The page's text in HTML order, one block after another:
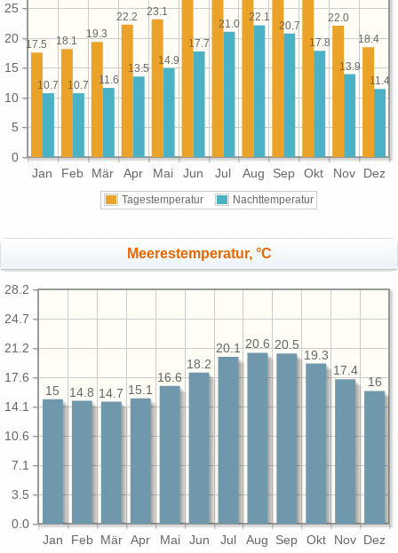
Jan Feb Mär Apr Mai Jun Jul Aug Sep Okt Nov Dez
0
5
10
15
20
25
18.4
22.0
23.1
22.2
19.3
18.1
17.5
11.4
13.9
17.8
20.7
22.1
21.0
17.7
14.9
13.5
11.6
10.7
10.7
Tagestemperatur Nachttemperatur
Meerestemperatur, °C
Jan Feb Mär Apr Mai Jun Jul Aug Sep Okt Nov Dez
0.0
3.5
7.1
10.6
14.1
17.6
21.2
24.7
28.2
16
17.4
19.3
20.5
20.6
20.1
18.2
16.6
15.1
14.7
14.8
15